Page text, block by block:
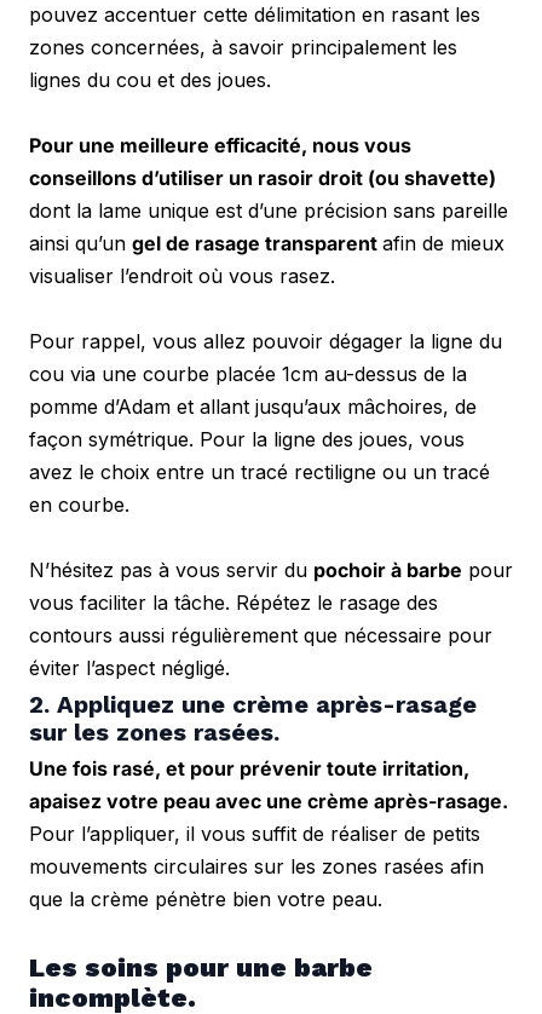
pouvez accentuer cette délimitation en rasant les
zones concernées, à savoir principalement les
lignes du cou et des joues.
Pour une meilleure efficacité, nous vous
conseillons d’utiliser un rasoir droit (ou shavette)
dont la lame unique est d’une précision sans pareille
ainsi qu’un gel de rasage transparent afin de mieux
visualiser l’endroit où vous rasez.
Pour rappel, vous allez pouvoir dégager la ligne du
cou via une courbe placée 1cm au-dessus de la
pomme d’Adam et allant jusqu’aux mâchoires, de
façon symétrique. Pour la ligne des joues, vous
avez le choix entre un tracé rectiligne ou un tracé
en courbe.
N’hésitez pas à vous servir du pochoir à barbe pour
vous faciliter la tâche. Répétez le rasage des
contours aussi régulièrement que nécessaire pour
éviter l’aspect négligé.
2. Appliquez une crème après-rasage
sur les zones rasées.
Une fois rasé, et pour prévenir toute irritation,
Pour l’appliquer, il vous suffit de réaliser de petits
mouvements circulaires sur les zones rasées afin
que la crème pénètre bien votre peau.
Les soins pour une barbe
incomplète.